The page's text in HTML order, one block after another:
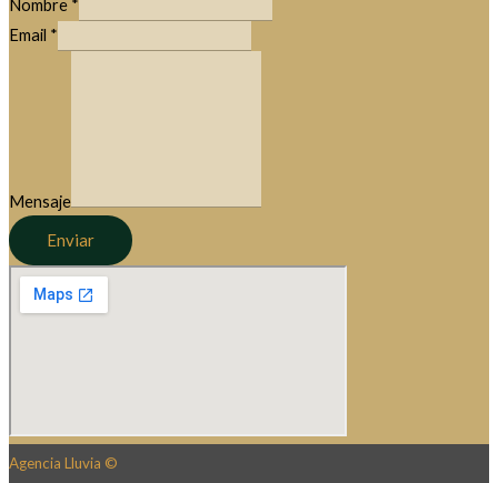
Nombre *
Email *
Mensaje
Enviar
Agencia Lluvia ©